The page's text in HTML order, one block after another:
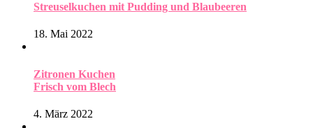
Streuselkuchen mit Pudding und Blaubeeren
18. Mai 2022
Zitronen Kuchen
Frisch vom Blech
4. März 2022